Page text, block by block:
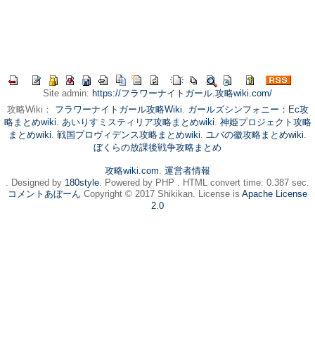
Site admin: https://フラワーナイトガール.攻略wiki.com/
攻略Wiki： フラワーナイトガール攻略Wiki. ガールズシンフォニー：Ec攻
略まとめwiki. あいりすミスティリア攻略まとめwiki. 神姫プロジェクト攻略
まとめwiki. 戦国プロヴィデンス攻略まとめwiki. ユバの徽攻略まとめwiki.
ぼくらの放課後戦争攻略まとめ
攻略wiki.com. 運営者情報
. Designed by 180style. Powered by PHP . HTML convert time: 0.387 sec.
コメントあぼーん Copyright © 2017 Shikikan. License is Apache License
2.0